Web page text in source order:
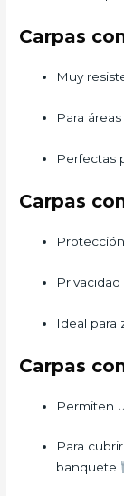
Carpas
Muy
Para
Perfectas
Carpas
Ideal para
Carpas
Permiten
Para
banquete